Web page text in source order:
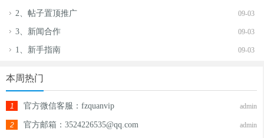
09-03
2、帖子置顶推广
09-03
3、新闻合作
09-03
1、新手指南
本周热门
1 admin
官方微信客服：fzquanvip
2 admin
官方邮箱：3524226535@qq.com